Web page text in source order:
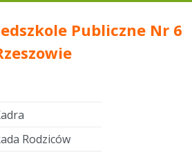
Publiczne Nr 6
Rodziców